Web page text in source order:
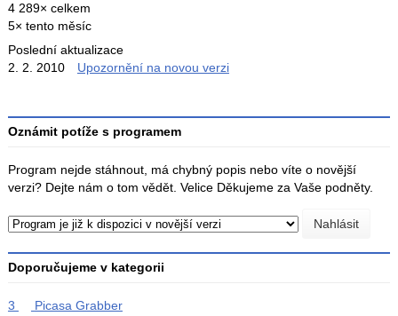
4 289× celkem
5× tento měsíc
Poslední aktualizace
2. 2. 2010
Upozornění na novou verzi
Oznámit potíže s programem
Program nejde stáhnout, má chybný popis nebo víte o novější
verzi? Dejte nám o tom vědět. Velice Děkujeme za Vaše podněty.
Doporučujeme v kategorii
3
Picasa Grabber